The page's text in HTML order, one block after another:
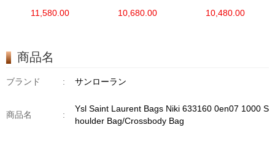
Bag
11,580.00
Bag/Crossbody Bag
10,680.00
Bag/Crossbody Bag
10,480.00
商品名
ブランド : サンローラン
商品名 :
Ysl Saint Laurent Bags Niki 633160 0en07 1000 S
houlder Bag/Crossbody Bag